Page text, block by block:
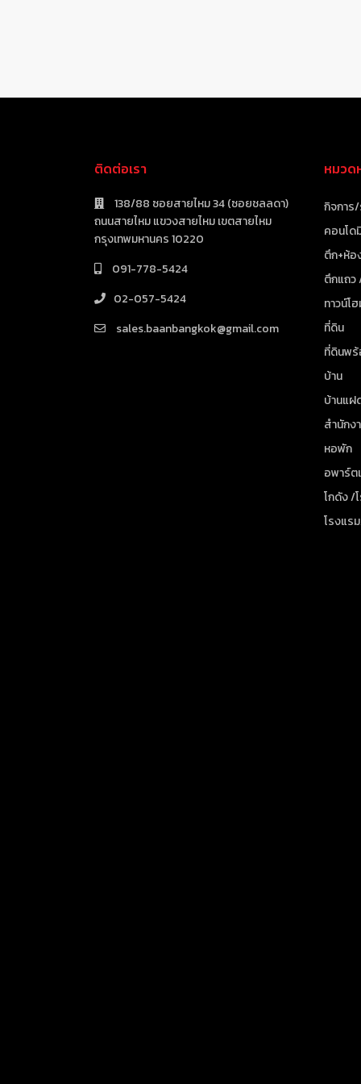
ติดต่อเรา
138/88 ซอยสายไหม 34 (ซอยชลลดา)
ถนนสายไหม แขวงสายไหม เขตสายไหม
กรุงเทพมหานคร 10220
091-778-5424
02-057-5424
sales.baanbangkok@gmail.com
หมว
กิจการ
คอนโด
ตึก+ห้อ
ตึกแถ
ทาวน์โ
ที่ดิน
ที่ดินพ
บ้าน
บ้านแฝ
สำนัก
หอพัก
อพาร์ต
โกดัง /
โรงแร